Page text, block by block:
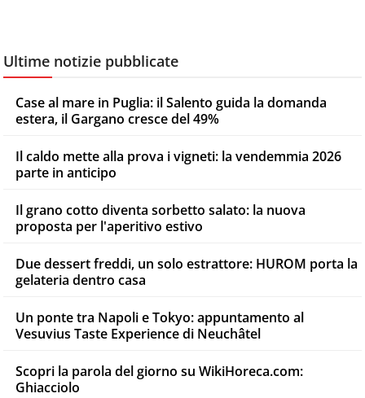
Ultime notizie pubblicate
Case al mare in Puglia: il Salento guida la domanda
estera, il Gargano cresce del 49%
Il caldo mette alla prova i vigneti: la vendemmia 2026
parte in anticipo
Il grano cotto diventa sorbetto salato: la nuova
proposta per l'aperitivo estivo
Due dessert freddi, un solo estrattore: HUROM porta la
gelateria dentro casa
Un ponte tra Napoli e Tokyo: appuntamento al
Vesuvius Taste Experience di Neuchâtel
Scopri la parola del giorno su WikiHoreca.com:
Ghiacciolo